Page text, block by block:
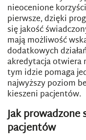
nieocenione
pierwsze, dzięki
się jakość
mają możliwość
dodatkowych
akredytacja otwiera
tym idzie pomaga
najwyższy poziom
kieszeni pacjentów.
Jak
pacjentów